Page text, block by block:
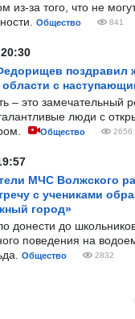
из-за того, что не
Общество 841
20:30
поздравил
области с
– это замечательный
люди с
Общество 2656
МЧС Волжского
с учениками
город»
донести до
поведения на
Общество 2832